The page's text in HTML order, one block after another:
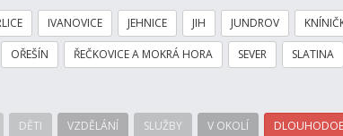
IVANOVICE JEHNICE JIH JUNDROV
OŘEŠÍN ŘEČKOVICE A MOKRÁ HORA SEVER SLATINA
DĚTI VZDĚLÁNÍ SLUŽBY V OKOLÍ